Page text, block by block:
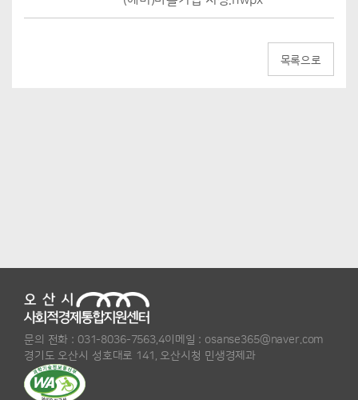
목록으로
문의 전화 : 031-8036-7563,4이메일 : osanse365@naver.com
경기도 오산시 성호대로 141, 오산시청 민생경제과